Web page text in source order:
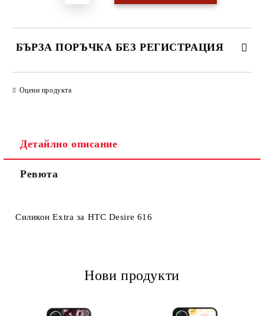
БЪРЗА ПОРЪЧКА БЕЗ РЕГИСТРАЦИЯ
Оцени продукта
Детайлно описание
Ревюта
Силикон Extra за HTC Desire 616
Нови продукти